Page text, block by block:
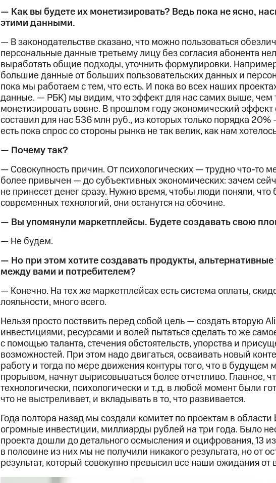
— Как вы будете их монетизировать? Ведь пока не ясно,
этими данными.
— В законодательстве сказано, что можно пользоваться
персональные данные третьему лицу без согласия абонента
выработать общие подходы, уточнить формулировки.
большие данные от больших пользовательских данных и
пока мы работаем с тем, что есть. И пока во всех наших
данные. — РБК) мы видим, что эффект для нас самих выше, чем
монетизировать вовне. В прошлом году экономический эффект
составил для нас 536 млн руб., из которых только порядка
есть пока спрос со стороны рынка не так велик, как нам
— Почему так?
— Совокупность причин. От психологических — трудно что-то
более привычен — до субъективных экономических: зачем
не принесет денег сразу. Нужно время, чтобы люди поняли,
современных технологий, они останутся на обочине.
— Вы упомянули маркетплейсы. Будете создавать свою
— Не будем.
— Но при этом хотите создавать продукты,
между вами и потребителем?
— Конечно. На тех же маркетплейсах есть система оплаты,
лояльности, много всего.
Нельзя просто поставить перед собой цель — создать вторую
инвестициями, ресурсами и волей пытаться сделать то же
с помощью таланта, стечения обстоятельств, упорства и
возможностей. При этом надо двигаться, осваивать новый
работу и тогда по мере движения контуры того, что в будущем
прорывом, начнут вырисовываться более отчетливо. Главное,
технологически, психологически и т.д. в любой момент были
что не выстреливает, и вкладывать в то, что развивается.
Года полтора назад мы создали комитет по проектам в
огромные инвестиции, миллиарды рублей на три года. Было
проекта дошли до детального осмысления и оцифрования, 13
в половине из них мы не получили никакого результата, но от
результат, который совокупно превысил все наши ожидания